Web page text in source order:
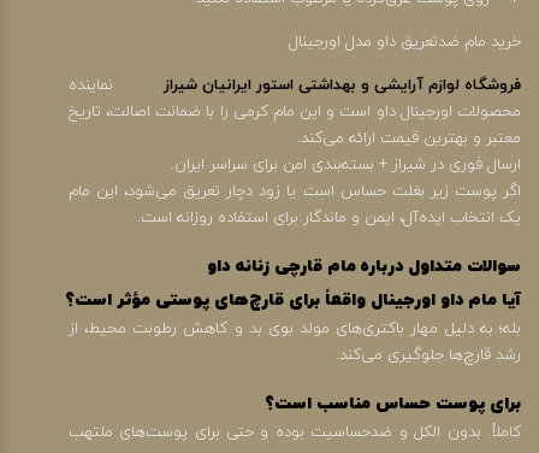
خرید مام ضدتعریق داو مدل اورجینال
فروشگاه لوازم آرایشی و بهداشتی استور ایرانیان شیراز نماینده
محصولات اورجینال داو است و این مام کرمی را با ضمانت اصالت، تاریخ
معتبر و بهترین قیمت ارائه می‌کند.
ارسال فوری در شیراز + بسته‌بندی امن برای سراسر ایران.
اگر پوست زیر بغلت حساس است یا زود دچار تعریق می‌شود، این مام
یک انتخاب ایده‌آل، ایمن و ماندگار برای استفاده روزانه است.
سوالات متداول درباره مام قارچی زنانه داو
آیا مام داو اورجینال واقعاً برای قارچ‌های پوستی مؤثر است؟
بله؛ به دلیل مهار باکتری‌های مولد بوی بد و کاهش رطوبت محیط، از
رشد قارچ‌ها جلوگیری می‌کند.
برای پوست حساس مناسب است؟
کاملاً. بدون الکل و ضدحساسیت بوده و حتی برای پوست‌های ملتهب